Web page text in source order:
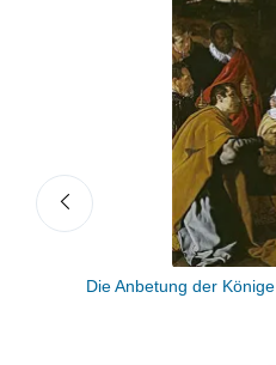
Die Anbetung der Könige